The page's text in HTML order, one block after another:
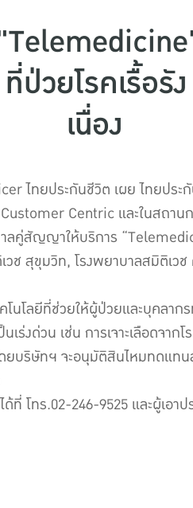
ป่วยโรคเรื้อ
เนื่อง
ไทยประกันชีวิต เผย ไทยปร
Centric และในสถาน
คู่สัญญาให้บริการ
สุขุมวิท, โรงพยาบาลสมิติเวช
โนโลยีที่ช่วยให้ผู้ป่วยและบุคล
ด่วน เช่น การเจาะเลือดจาก
ดยบริษัทฯ จะอนุมัติสินไหมทด
โทร.02-246-9525 และผู้เอา